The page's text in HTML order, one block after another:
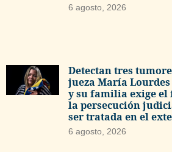
6 agosto, 2026
Detectan tres
jueza María
y su familia exige el
la persecución
ser tratada en el
6 agosto, 2026